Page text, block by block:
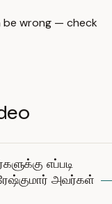
wrong — check
எப்படி
அவர்கள்